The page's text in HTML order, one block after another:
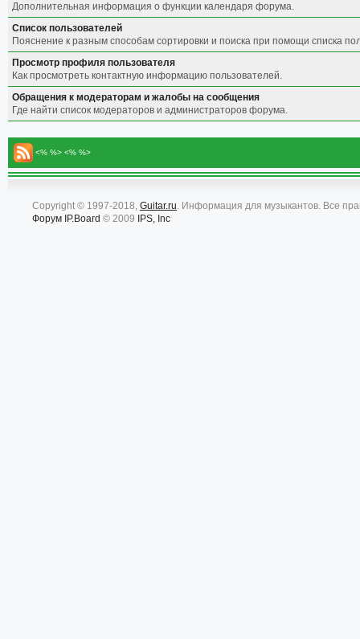
Дополнительная информация о функции календаря форума.
Список пользователей
Пояснение к разным способам сортировки и поиска при помощи списка
Просмотр профиля пользователя
Как просмотреть контактную информацию пользователей.
Обращения к модераторам и жалобы на сообщения
Где найти список модераторов и администраторов форума.
<% %> <% %>
Copyright © 1997-2018, Guitar.ru. Информация для музыкантов. Все
Форум IP.Board © 2009 IPS, Inc